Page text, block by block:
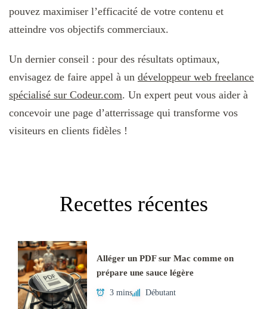
pouvez maximiser l’efficacité de votre contenu et
atteindre vos objectifs commerciaux.
Un dernier conseil : pour des résultats optimaux,
envisagez de faire appel à un développeur web freelance
spécialisé sur Codeur.com. Un expert peut vous aider à
concevoir une page d’atterrissage qui transforme vos
visiteurs en clients fidèles !
Recettes récentes
Alléger un PDF sur Mac comme on
prépare une sauce légère
3 mins Débutant